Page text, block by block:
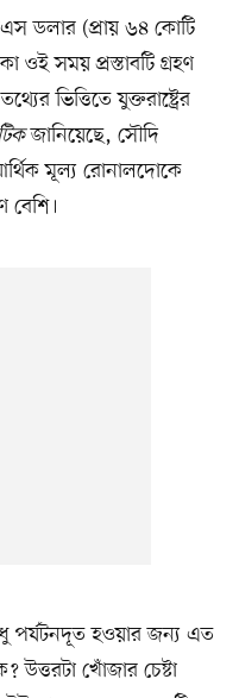
ডলার (প্রায় ৬৪ কোটি
ওই সময় প্রস্তাবটি গ্রহণ
ভিত্তিতে যুক্তরাষ্ট্রের
জানিয়েছে, সৌদি
মূল্য রোনালদোকে
বেশি।
পর্যটনদূত হওয়ার জন্য এত
উত্তরটা খোঁজার চেষ্টা